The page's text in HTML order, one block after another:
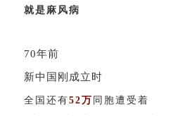
就是 麻风病
70年前
新中国刚成立时
全国还有52万 同胞遭受着